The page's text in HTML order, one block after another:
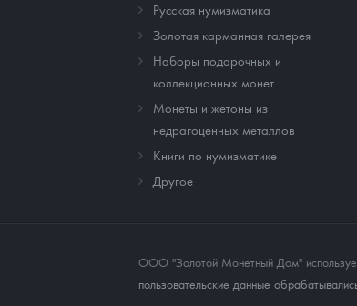
Русская нумизматика
Золотая карманная галерея
Наборы подарочных и
коллекционных монет
Монеты и жетоны из
недрагоценных металлов
Книги по нумизматике
Другое
ООО "Золотой Монетный Дом"
пользовательские данные